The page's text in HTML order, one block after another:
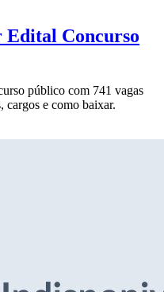
Concurso
público com 741 vagas
cargos e como baixar.